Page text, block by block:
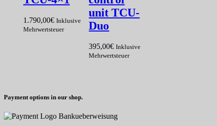
1.790,00€ Inklusive
Mehrwertsteuer
unit TCU-
Duo
395,00€ Inklusive
Mehrwertsteuer
Payment options in our shop.